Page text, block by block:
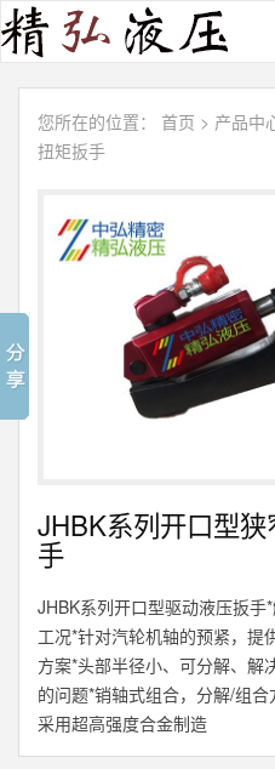
您所在的位置： 首页 > 产品中
扭矩扳手
JHBK系列开口型
手
JHBK系列开口型驱动液压扳
工况*针对汽轮机轴的预紧，提
方案*头部半径小、可分解、解
的问题*销轴式组合，分解/组
采用超高强度合金制造